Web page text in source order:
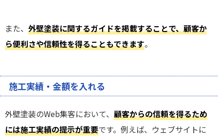
また、 外壁塗装に関するガイドを掲載することで、顧客か
ら便利さや信頼性を得ることもできます。
施工実績・金額を入れる
外壁塗装のWeb集客において、 顧客からの信頼を得るため
には施工実績の提示が重要です。例えば、ウェブサイトに